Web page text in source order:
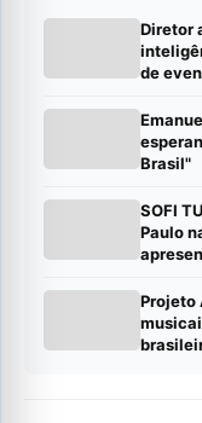
Diretor
de
Brasil"
SOFI
Paulo
Projeto